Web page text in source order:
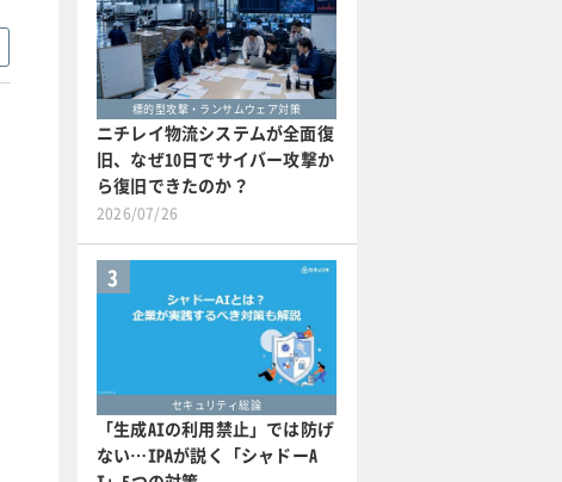
標的型攻撃・ランサムウェア対策
ニチレイ物流システムが全面復
旧、なぜ10日でサイバー攻撃か
ら復旧できたのか？
2026/07/26
3
セキュリティ総論
「生成AIの利用禁止」では防げ
ない…IPAが説く「シャドーA